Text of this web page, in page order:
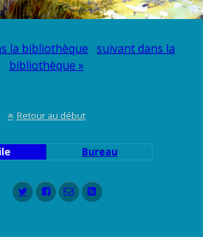
la bibliothèque suivant dans la
bibliothèque »
Retour au début
Bureau